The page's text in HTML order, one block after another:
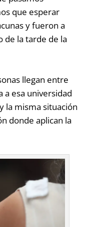
que esperar
y fueron a
de la tarde de la
llegan entre
a esa universidad
la misma situación
donde aplican la